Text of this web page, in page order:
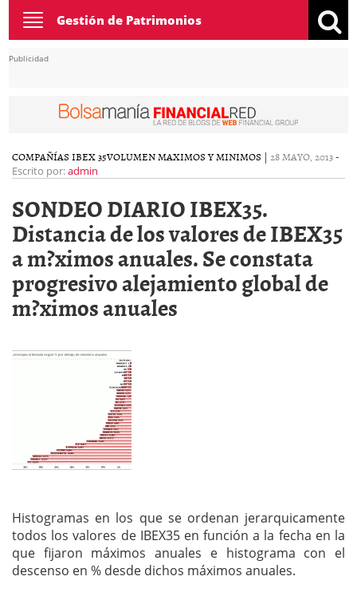
Toggle
navigation
Gestión de Patrimonios
Publicidad
COMPAÑÍAS IBEX 35VOLUMEN MAXIMOS Y MINIMOS | 28 MAYO, 2013-
Escrito por:admin
SONDEO DIARIO IBEX35.
Distancia de los valores de IBEX35
a m?ximos anuales. Se constata
progresivo alejamiento global de
m?ximos anuales
Histogramas en los que se ordenan jerarquicamente
todos los valores de IBEX35 en función a la fecha en la
que fijaron máximos anuales e histograma con el
descenso en % desde dichos máximos anuales.